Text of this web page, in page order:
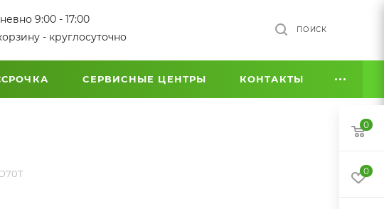
9:00 - 17:00
- круглосуточно
ПОИСК
СЕРВИСНЫЕ ЦЕНТРЫ КОНТАКТЫ
0
0